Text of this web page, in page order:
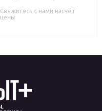
15 кг аналог СВ-08ГС)
Свяжитесь с нами насчёт
цены